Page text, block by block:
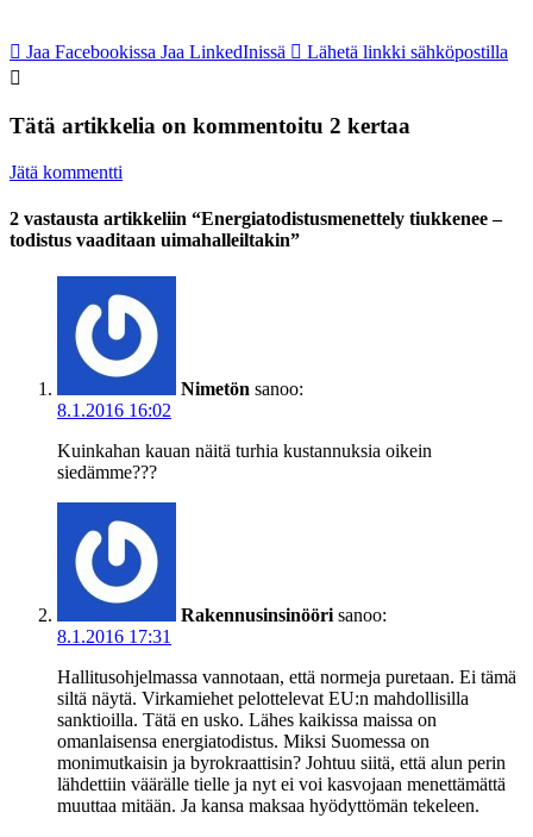
Jaa Facebookissa Jaa LinkedInissä Lähetä linkki sähköpostilla
Tätä artikkelia on kommentoitu 2 kertaa
Jätä kommentti
2 vastausta artikkeliin “Energiatodistusmenettely tiukkenee –
todistus vaaditaan uimahalleiltakin”
Nimetön sanoo:
8.1.2016 16:02
Kuinkahan kauan näitä turhia kustannuksia oikein
siedämme???
Rakennusinsinööri sanoo:
8.1.2016 17:31
Hallitusohjelmassa vannotaan, että normeja puretaan. Ei tämä
siltä näytä. Virkamiehet pelottelevat EU:n mahdollisilla
sanktioilla. Tätä en usko. Lähes kaikissa maissa on
omanlaisensa energiatodistus. Miksi Suomessa on
monimutkaisin ja byrokraattisin? Johtuu siitä, että alun perin
lähdettiin väärälle tielle ja nyt ei voi kasvojaan menettämättä
muuttaa mitään. Ja kansa maksaa hyödyttömän tekeleen.